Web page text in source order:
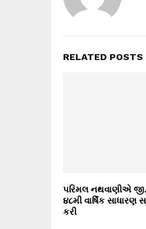
RELATED POSTS
પરિમલ નથવાણીએ
૪૮મી વાર્ષિક સાધારણ
કરી